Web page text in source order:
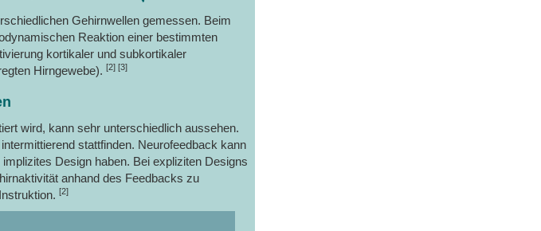
Gehirnwellen gemessen. Beim
Reaktion einer bestimmten
kortikaler und subkortikaler
Hirngewebe). [2] [3]
wird, kann sehr unterschiedlich aussehen.
stattfinden. Neurofeedback kann
Design haben. Bei expliziten Designs
anhand des Feedbacks zu
[2]